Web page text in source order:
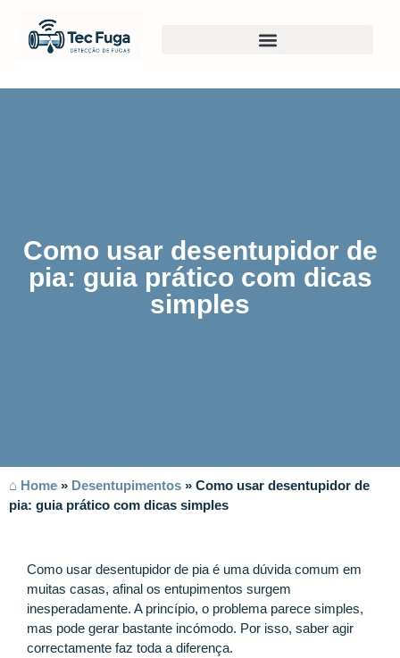
Como usar desentupidor de
pia: guia prático com dicas
simples
⌂ Home » Desentupimentos » Como usar desentupidor de
pia: guia prático com dicas simples
Como usar desentupidor de pia é uma dúvida comum em
muitas casas, afinal os entupimentos surgem
inesperadamente. A princípio, o problema parece simples,
mas pode gerar bastante incómodo. Por isso, saber agir
correctamente faz toda a diferença.